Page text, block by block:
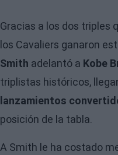
Gracias a los dos triples
los Cavaliers ganaron
Smith adelantó a Kobe
triplistas históricos,
lanzamientos
posición de la tabla.
A Smith le ha costado